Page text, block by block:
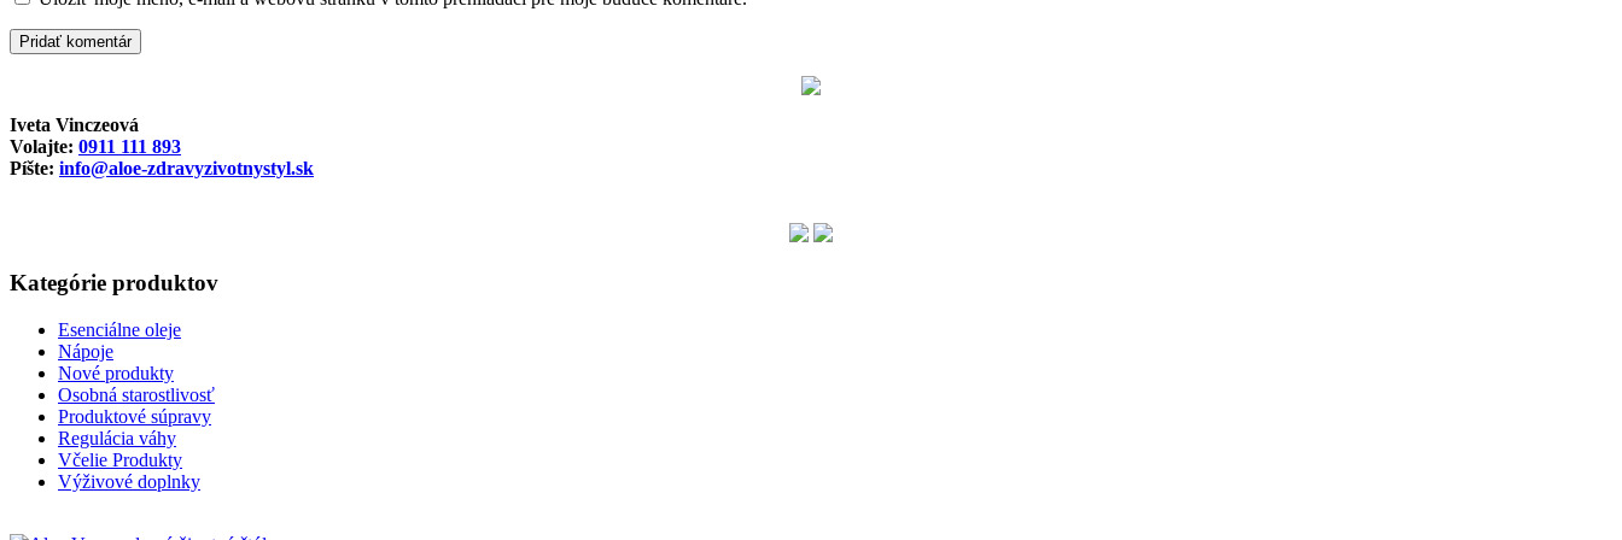
Iveta Vinczeová
Volajte: 0911 111 893
Píšte: info@aloe-zdravyzivotnystyl.sk
Kategórie produktov
Esenciálne oleje
Nápoje
Nové produkty
Osobná starostlivosť
Produktové súpravy
Regulácia váhy
Včelie Produkty
Výživové doplnky